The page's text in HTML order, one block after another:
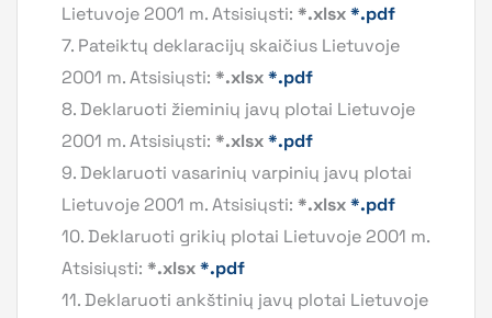
Lietuvoje 2001 m. Atsisiųsti: *.xlsx*.pdf
7. Pateiktų deklaracijų skaičius Lietuvoje
2001 m. Atsisiųsti: *.xlsx*.pdf
8. Deklaruoti žieminių javų plotai Lietuvoje
2001 m. Atsisiųsti: *.xlsx*.pdf
9. Deklaruoti vasarinių varpinių javų plotai
Lietuvoje 2001 m. Atsisiųsti: *.xlsx*.pdf
10. Deklaruoti grikių plotai Lietuvoje 2001 m.
Atsisiųsti: *.xlsx*.pdf
11. Deklaruoti ankštinių javų plotai Lietuvoje